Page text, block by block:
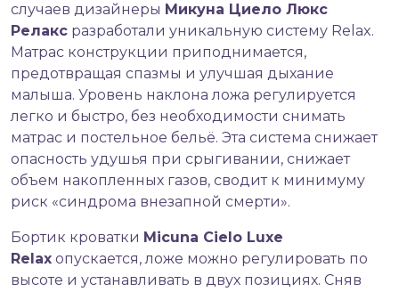
случаев дизайнеры Микуна Циело Люкс
Релакс разработали уникальную систему Relax.
Матрас конструкции приподнимается,
предотвращая спазмы и улучшая дыхание
малыша. Уровень наклона ложа регулируется
легко и быстро, без необходимости снимать
матрас и постельное бельё. Эта система снижает
опасность удушья при срыгивании, снижает
объем накопленных газов, сводит к минимуму
риск «синдрома внезапной смерти».
Бортик кроватки Micuna Cielo Luxe
Relax опускается, ложе можно регулировать по
высоте и устанавливать в двух позициях. Сняв